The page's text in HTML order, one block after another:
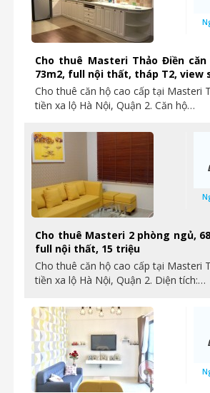
Cho thuê Masteri Thảo Điền
73m2, full nội thất, tháp T2, view
Cho thuê căn hộ cao cấp tại Masteri
tiền xa lộ Hà Nội, Quận 2. Căn hộ…
Cho thuê Masteri 2 phòng ngủ,
full nội thất, 15 triệu
Cho thuê căn hộ cao cấp tại Masteri
tiền xa lộ Hà Nội, Quận 2. Diện tích:…